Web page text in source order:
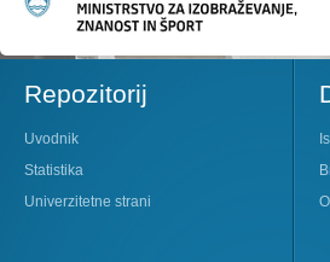
Repozitorij
Uvodnik
Statistika
Univerzitetne strani